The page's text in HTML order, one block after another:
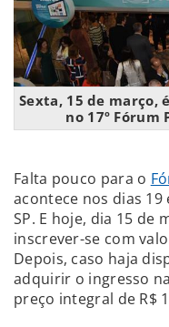
Sexta, 15 de março,
no 17º Fórum
Falta pouco para o
acontece nos dias 19
SP. E hoje, dia 15 de
inscrever-se com
Depois, caso haja
adquirir o ingresso
preço integral de R$